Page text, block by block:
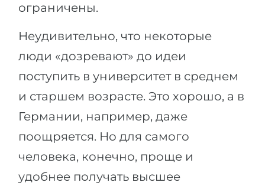
ограничены.
Неудивительно, что некоторые
люди «дозревают» до идеи
поступить в университет в среднем
и старшем возрасте. Это хорошо, а в
Германии, например, даже
поощряется. Но для самого
человека, конечно, проще и
удобнее получать высшее